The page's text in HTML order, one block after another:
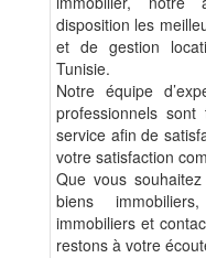
disposition les
et de gestion
Tunisie.
Notre équipe
professionnels
service afin de
votre satisfaction
Que vous
biens
immobiliers et
restons à votre